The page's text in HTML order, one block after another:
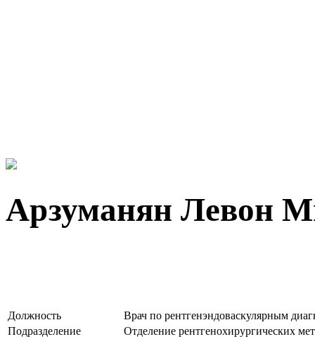
Арзуманян Левон
Должность
Врач по рентгенэндоваскулярным
Подразделение
Отделение рентгенохирургических